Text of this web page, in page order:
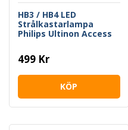
HB3 / HB4 LED
Strålkastarlampa
Philips Ultinon Access
499 Kr
KÖP